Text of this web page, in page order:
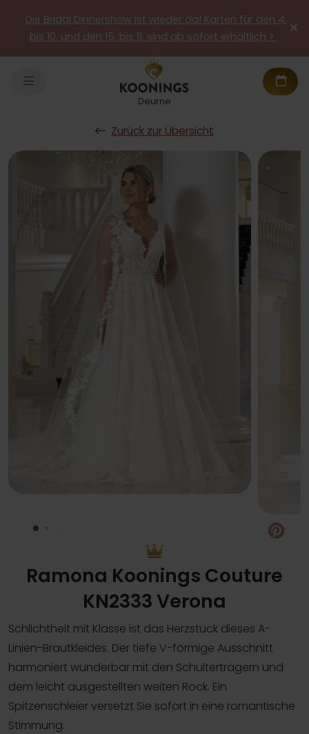
Die Bridal Dinnershow ist wieder da! Karten für den 4.
bis 10. und den 15. bis 11. sind ab sofort erhältlich >
Deurne
Zurück zur Übersicht
Ramona Koonings Couture
KN2333 Verona
Schlichtheit mit Klasse ist das Herzstück dieses A-
Linien-Brautkleides. Der tiefe V-förmige Ausschnitt
harmoniert wunderbar mit den Schulterträgern und
dem leicht ausgestellten weiten Rock. Ein
Spitzenschleier versetzt Sie sofort in eine romantische
Stimmung.